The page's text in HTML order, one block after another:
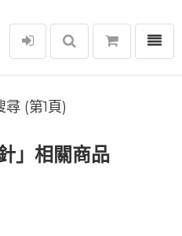
選單
尋 (第1頁)
」相關商品